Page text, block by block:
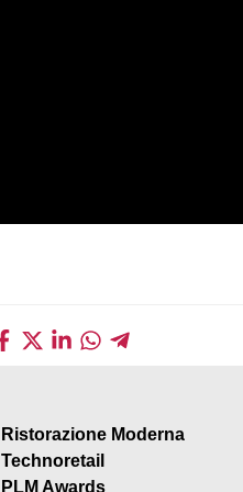
Ristorazione Moderna
Technoretail
PLM Awards